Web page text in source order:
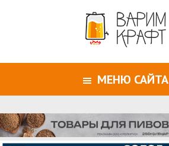
МЕНЮ САЙТА